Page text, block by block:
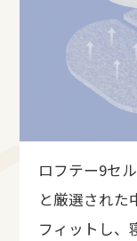
ロフテー9セ
と厳選され
フィットし、